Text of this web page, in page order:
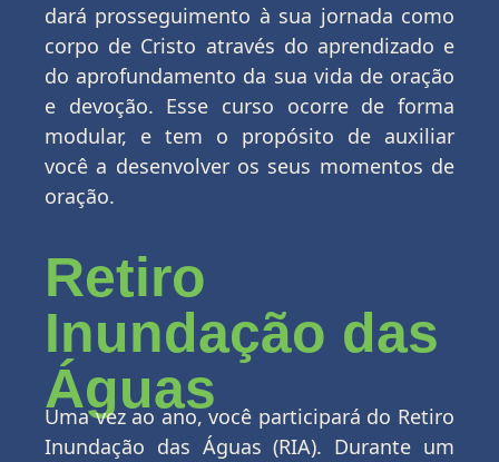
dará prosseguimento à sua jornada como
corpo de Cristo através do aprendizado e
do aprofundamento da sua vida de oração
e devoção. Esse curso ocorre de forma
modular, e tem o propósito de auxiliar
você a desenvolver os seus momentos de
oração.
Retiro
Inundação das
Águas
Uma vez ao ano, você participará do Retiro
Inundação das Águas (RIA). Durante um